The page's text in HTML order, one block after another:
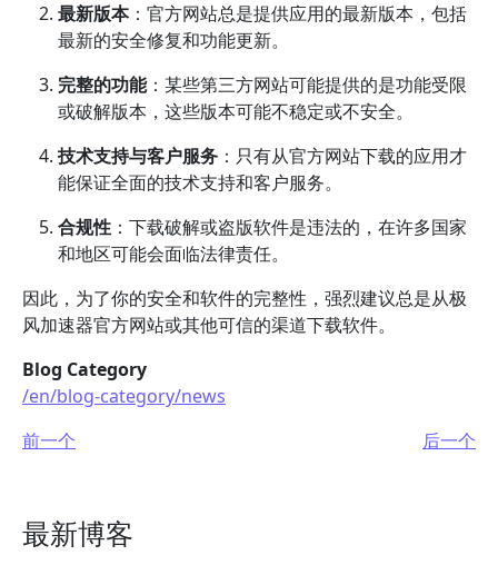
最新版本：官方网站总是提供应用的最新版本，包括
最新的安全修复和功能更新。
完整的功能：某些第三方网站可能提供的是功能受限
或破解版本，这些版本可能不稳定或不安全。
技术支持与客户服务 ：只有从官方网站下载的应用才
能保证全面的技术支持和客户服务。
合规性 ：下载破解或盗版软件是违法的，在许多国家
和地区可能会面临法律责任。
因此，为了你的安全和软件的完整性，强烈建议总是从极
风加速器官方网站或其他可信的渠道下载软件。
Blog Category
/en/blog-category/news
前一个
后一个
最新博客